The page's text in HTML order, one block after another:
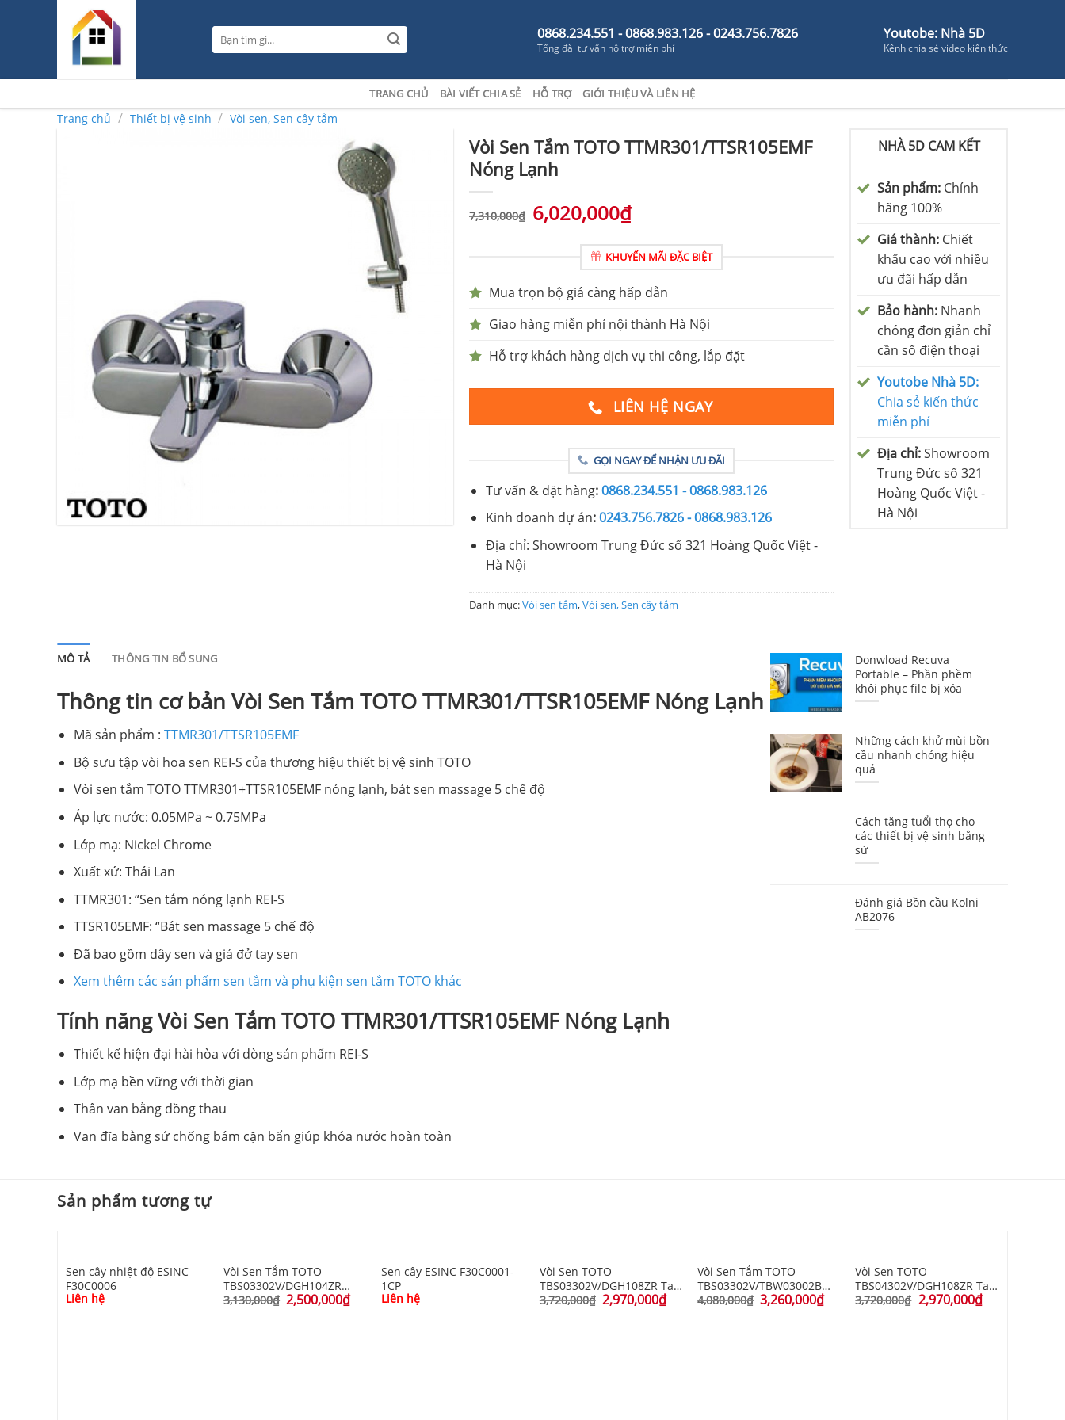
Tìm
kiếm:
0868.234.551 - 0868.983.126 - 0243.756.7826
Tổng đài tư vấn hỗ trợ miễn phí
Youtobe: Nhà 5D
Kênh chia sẻ video kiến thức
TRANG CHỦ BÀI VIẾT CHIA SẺ HỖ TRỢ GIỚI THIỆU VÀ LIÊN HỆ
Trang chủ / Thiết bị vệ sinh / Vòi sen, Sen cây tắm
Vòi Sen Tắm TOTO TTMR301/TTSR105EMF
Nóng Lạnh
7,310,000₫ 6,020,000₫
KHUYẾN MÃI ĐẶC BIỆT
Mua trọn bộ giá càng hấp dẫn
Giao hàng miễn phí nội thành Hà Nội
Hỗ trợ khách hàng dịch vụ thi công, lắp đặt
LIÊN HỆ NGAY
GỌI NGAY ĐỂ NHẬN ƯU ĐÃI
Tư vấn & đặt hàng:0868.234.551 - 0868.983.126
Kinh doanh dự án:0243.756.7826 - 0868.983.126
Địa chỉ: Showroom Trung Đức số 321 Hoàng Quốc Việt -
Hà Nội
Danh mục:Vòi sen tắm,Vòi sen, Sen cây tắm
NHÀ 5D CAM KẾT
Sản phẩm: Chính
hãng 100%
Giá thành: Chiết
khấu cao với nhiều
ưu đãi hấp dẫn
Bảo hành: Nhanh
chóng đơn giản chỉ
cần số điện thoại
Youtobe Nhà 5D:
Chia sẻ kiến thức
miễn phí
Địa chỉ:Showroom
Trung Đức số 321
Hoàng Quốc Việt -
Hà Nội
MÔ TẢ THÔNG TIN BỔ SUNG
Thông tin cơ bản Vòi Sen Tắm TOTO TTMR301/TTSR105EMF Nóng Lạnh
Mã sản phẩm : TTMR301/TTSR105EMF
Bộ sưu tập vòi hoa sen REI-S của thương hiệu thiết bị vệ sinh TOTO
Vòi sen tắm TOTO TTMR301+TTSR105EMF nóng lạnh, bát sen massage 5 chế độ
Áp lực nước: 0.05MPa ~ 0.75MPa
Lớp mạ: Nickel Chrome
Xuất xứ: Thái Lan
TTMR301: “Sen tắm nóng lạnh REI-S
TTSR105EMF: “Bát sen massage 5 chế độ
Đã bao gồm dây sen và giá đở tay sen
Xem thêm các sản phẩm sen tắm và phụ kiện sen tắm TOTO khác
Tính năng Vòi Sen Tắm TOTO TTMR301/TTSR105EMF Nóng Lạnh
Thiết kế hiện đại hài hòa với dòng sản phẩm REI-S
Lớp mạ bền vững với thời gian
Thân van bằng đồng thau
Van đĩa bằng sứ chống bám cặn bẩn giúp khóa nước hoàn toàn
Donwload Recuva
Portable – Phần phềm
khôi phục file bị xóa
Những cách khử mùi bồn
cầu nhanh chóng hiệu
quả
Cách tăng tuổi thọ cho
các thiết bị vệ sinh bằng
sứ
Đánh giá Bồn cầu Kolni
AB2076
Sản phẩm tương tự
Sen cây nhiệt độ ESINC
F30C0006
Liên hệ
Vòi Sen Tắm TOTO
TBS03302V/DGH104ZR
Nóng Lạnh
3,130,000₫ 2,500,000₫
Sen cây ESINC F30C0001-
1CP
Liên hệ
Vòi Sen TOTO
TBS03302V/DGH108ZR Tay
Sen 5 Chế Độ
3,720,000₫ 2,970,000₫
Vòi Sen Tắm TOTO
TBS03302V/TBW03002B
Nóng Lạnh
4,080,000₫ 3,260,000₫
Vòi Sen TOTO
TBS04302V/DGH108ZR Tay
Sen 5 Chế Độ
3,720,000₫ 2,970,000₫